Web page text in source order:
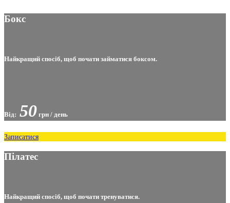
Бокс
Найкращий спосіб, щоб почати займатися боксом.
Від: 50 грн / день
Записатися
Пілатес
Найкращий спосіб, щоб почати тренуватися.